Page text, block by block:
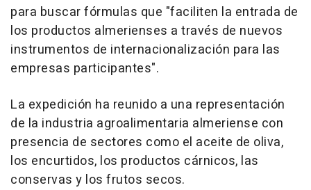
para buscar fórmulas que "faciliten la entrada de
los productos almerienses a través de nuevos
instrumentos de internacionalización para las
empresas participantes".
La expedición ha reunido a una representación
de la industria agroalimentaria almeriense con
presencia de sectores como el aceite de oliva,
los encurtidos, los productos cárnicos, las
conservas y los frutos secos.